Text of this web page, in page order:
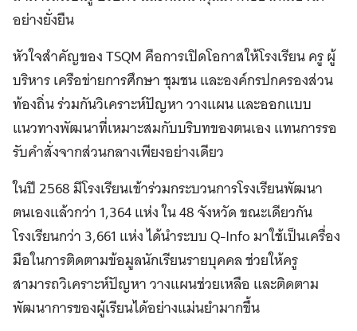
อย่างยั่งยืน
หัวใจสำคัญของ TSQM คือการเปิดโอกาสให้โรงเรียน ครู ผู้
บริหาร เครือข่ายการศึกษา ชุมชน และองค์กรปกครองส่วน
ท้องถิ่น ร่วมกันวิเคราะห์ปัญหา วางแผน และออกแบบ
แนวทางพัฒนาที่เหมาะสมกับบริบทของตนเอง แทนการรอ
รับคำสั่งจากส่วนกลางเพียงอย่างเดียว
ในปี 2568 มีโรงเรียนเข้าร่วมกระบวนการโรงเรียนพัฒนา
ตนเองแล้วกว่า 1,364 แห่ง ใน 48 จังหวัด ขณะเดียวกัน
โรงเรียนกว่า 3,661 แห่ง ได้นำระบบ Q-Info มาใช้เป็นเครื่อง
มือในการติดตามข้อมูลนักเรียนรายบุคคล ช่วยให้ครู
สามารถวิเคราะห์ปัญหา วางแผนช่วยเหลือ และติดตาม
พัฒนาการของผู้เรียนได้อย่างแม่นยำมากขึ้น